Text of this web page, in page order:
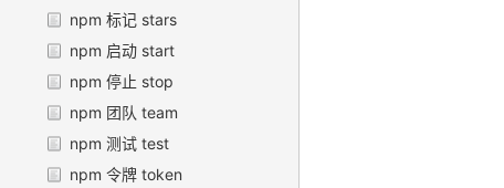
npm 标记 stars
npm 启动 start
npm 停止 stop
npm 团队 team
npm 测试 test
npm 令牌 token